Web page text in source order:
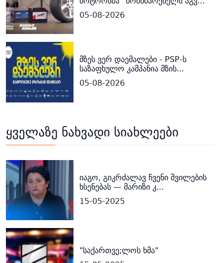
05-08-2026
მზეს ვერ დაემალები - PSP-ს
საზაფხულო კამპანია მზის...
05-08-2026
ყველაზე ნახვადი სიახლეები
იაგო, გიკრძალავ ჩვენი შვილების
ხსენებას — მარიზი კ...
15-05-2025
"საქართვე;ლოს ხმა"